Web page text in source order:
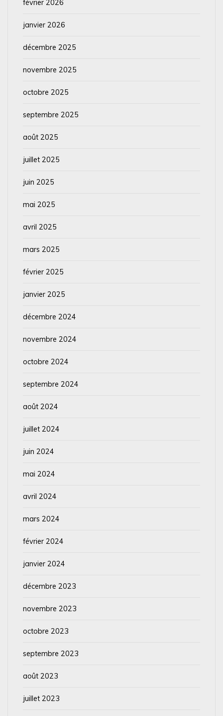
février 2026
janvier 2026
décembre 2025
novembre 2025
octobre 2025
septembre 2025
août 2025
juillet 2025
juin 2025
mai 2025
avril 2025
mars 2025
février 2025
janvier 2025
décembre 2024
novembre 2024
octobre 2024
septembre 2024
août 2024
juillet 2024
juin 2024
mai 2024
avril 2024
mars 2024
février 2024
janvier 2024
décembre 2023
novembre 2023
octobre 2023
septembre 2023
août 2023
juillet 2023